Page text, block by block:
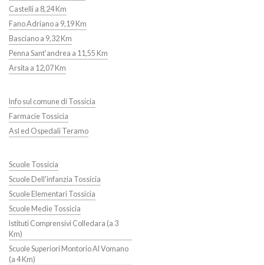
Castelli a 8,24 Km
Fano Adriano a 9,19 Km
Basciano a 9,32 Km
Penna Sant'andrea a 11,55 Km
Arsita a 12,07 Km
Info sul comune di Tossicia
Farmacie Tossicia
Asl ed Ospedali Teramo
Scuole Tossicia
Scuole Dell'infanzia Tossicia
Scuole Elementari Tossicia
Scuole Medie Tossicia
Istituti Comprensivi Colledara (a 3
Km)
Scuole Superiori Montorio Al Vomano
(a 4 Km)